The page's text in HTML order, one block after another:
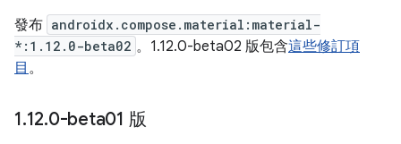
發布 androidx.compose.material:material-
*:1.12.0-beta02 。1.12.0-beta02 版包含這些修訂項
目 。
1.12.0-beta01 版